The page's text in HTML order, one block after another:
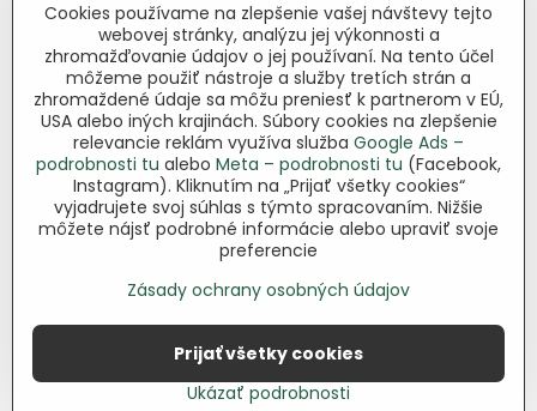
Všetko o nákupe
Ďakujeme za podporu
Sme slovenský e-shop bez dotácií​.
Fungujeme len vďaka vám – ľuďom, ktorí
veria v poctivú prácu a lásku k pôde​. Každý
nákup na Jutro​.sk nám pomáha pokračovať
v tom, čo má zmysel – pomáhať
záhradkárom zadarmo a srdcom​.
©2026Copyright
Predvoľby súkromiaZásady ochrany osobných údajov
Podmienky používania
Vytvorené pomocou:BiznisWeb.sk
Cookies používame na zlepšenie vašej návštevy tejto
webovej stránky, analýzu jej výkonnosti a
zhromažďovanie údajov o jej používaní. Na tento účel
môžeme použiť nástroje a služby tretích strán a
zhromaždené údaje sa môžu preniesť k partnerom v EÚ,
USA alebo iných krajinách. Súbory cookies na zlepšenie
relevancie reklám využíva služba Google Ads –
podrobnosti tu alebo Meta – podrobnosti tu (Facebook,
Instagram). Kliknutím na „Prijať všetky cookies“
vyjadrujete svoj súhlas s týmto spracovaním. Nižšie
môžete nájsť podrobné informácie alebo upraviť svoje
preferencie
Zásady ochrany osobných údajov
Ukázať podrobnosti
Prijať všetky cookies